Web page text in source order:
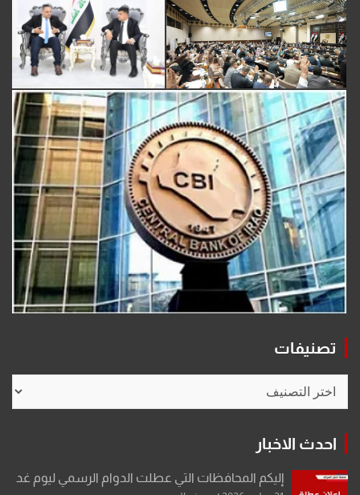
تصنيفات
احدث الاخبار
إليكم المحافظات التي عطلت الدوام الرسمي ليوم غد